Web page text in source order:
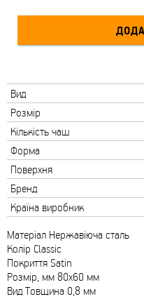
Вид
Розмір
Кількість чаш
Форма
Поверхня
Бренд
Країна виробник
Матеріал Нержавіюча сталь
Колір Classic
Покриття Satin
Розмір, мм 80х60 мм
Вид Товщина 0,8 мм